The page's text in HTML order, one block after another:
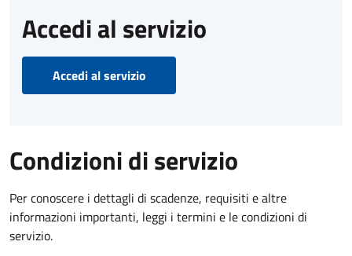
Accedi al servizio
Accedi al servizio
Condizioni di servizio
Per conoscere i dettagli di scadenze, requisiti e altre
informazioni importanti, leggi i termini e le condizioni di
servizio.